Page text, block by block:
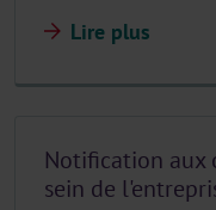
Lire plus
Notification aux
sein de